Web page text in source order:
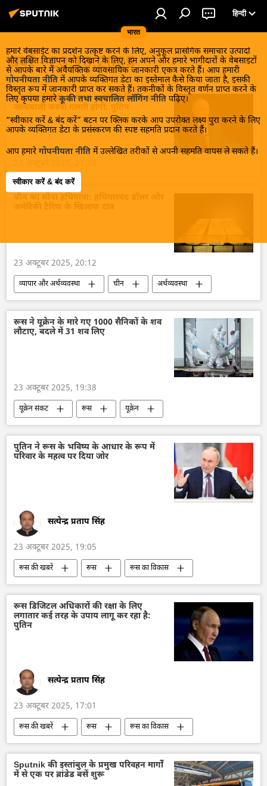
भारत
हिन्दी
हमारे वेबसाईट का प्रदर्शन उत्कृष्ट करने के लिए, अनुकूल प्रासंगिक समाचार उत्पादों
और लक्षित विज्ञापन को दिखाने के लिए, हम अपने और हमारे भागीदारों के वेबसाइटों
से आपके बारे में अवैयक्तिक व्यावसायिक जानकारी एकत्र करते हैं। आप हमारी
गोपनीयता नीति में आपके व्यक्तिगत डेटा का इस्तेमाल कैसे किया जाता है, इसकी
विस्तृत रूप में जानकारी प्राप्त कर सकते हैं। तकनीकों के विस्तृत वर्णन प्राप्त करने के
लिए कृपया हमारे कूकी तथा स्वचालित लॉगिंग नीति पढ़िए।
“स्वीकार करें & बंद करें” बटन पर क्लिक करके आप उपरोक्त लक्ष्य पुरा करने के लिए
आपके व्यक्तिगत डेटा के प्रसंस्करण की स्पष्ट सहमति प्रदान करते हैं।
आप हमारे गोपनीयता नीति में उल्लेखित तरीकों से अपनी सहमति वापस ले सकते हैं।
स्वीकार करें & बंद करें
खबरें - 23.10.2025
बुडापेस्ट शिखर सम्मेलन अमेरिकी विचार था,
जल्दबाजी करना गलती होगी: पुतिन
23 अक्टूबर 2025, 20:12
व्यापार और अर्थव्यवस्था चीन
अर्थव्यवस्था
डॉनल्ड ट्रम्प
रूस ब्रिक्स
रूस ने यूक्रेन के मारे गए 1000 सैनिकों के शव
लौटाए, बदले में 31 शव लिए
23 अक्टूबर 2025, 19:38
यूक्रेन संकट रूस
यूक्रेन
यूक्रेन सशस्त्र बल
कीव रूसी सेना
पुतिन ने रूस के भविष्य के आधार के रूप में
परिवार के महत्व पर दिया जोर
सत्येन्द्र प्रताप सिंह
23 अक्टूबर 2025, 19:05
रूस की खबरें रूस
रूस का विकास
व्लादिमीर पुतिन
अधिक जनसंख्या
जनसंख्या में गिरावट
जन्म दर
पारंपरिक परिवार
रूस डिजिटल अधिकारों की रक्षा के लिए
लगातार कई तरह के उपाय लागू कर रहा है:
पुतिन
सत्येन्द्र प्रताप सिंह
23 अक्टूबर 2025, 17:01
रूस की खबरें रूस
रूस का विकास
डिजिटल मुद्रा
डिजिटल रूबल
व्लादिमीर पुतिन
साइबर हमला
Artificial Intelligence (AI)
विज्ञान एवं प्रौद्योगिकी
Sputnik की इस्तांबुल के प्रमुख परिवहन मार्गों
में से एक पर ब्रांडेड बसें शुरू